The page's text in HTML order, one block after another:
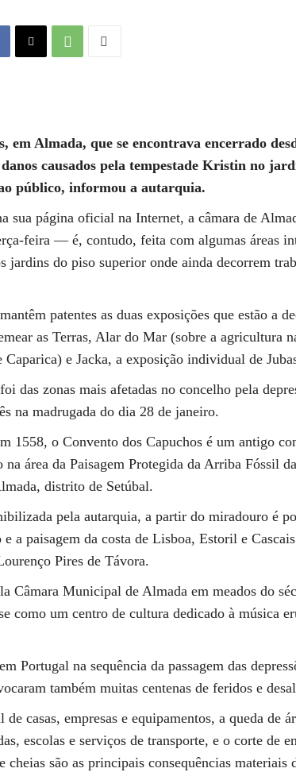
em Almada, que se encontrava encerrado
causados pela tempestade Kristin no
público, informou a autarquia.
sua página oficial na Internet, a câmara de
feira — é, contudo, feita com algumas áreas
jardins do piso superior onde ainda decorrem
patentes as duas exposições que estão a
as Terras, Alar do Mar (sobre a agricultura
Caparica) e Jacka, a exposição individual de
das zonas mais afetadas no concelho pela
na madrugada do dia 28 de janeiro.
1558, o Convento dos Capuchos é um antigo
área da Paisagem Protegida da Arriba Fóssil
distrito de Setúbal.
pela autarquia, a partir do miradouro é
a paisagem da costa de Lisboa, Estoril e
Pires de Távora.
Câmara Municipal de Almada em meados do
como um centro de cultura dedicado à música
Portugal na sequência da passagem das
também muitas centenas de feridos e
casas, empresas e equipamentos, a queda de
escolas e serviços de transporte, e o corte de
cheias são as principais consequências materiais